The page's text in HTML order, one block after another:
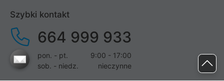
Szybki kontakt
664 999 933
pon. - pt.
9:00 - 17:00
sob. - niedz.
nieczynne